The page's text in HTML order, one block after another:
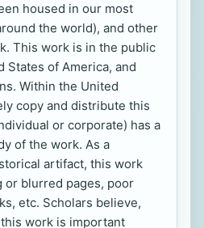
housed in our most
the world), and other
This work is in the public
States of America, and
Within the United
copy and distribute this
or corporate) has a
of the work. As a
artifact, this work
or blurred pages, poor
etc. Scholars believe,
work is important